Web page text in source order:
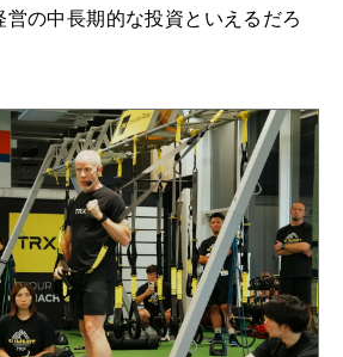
営の中長期的な投資といえるだろ